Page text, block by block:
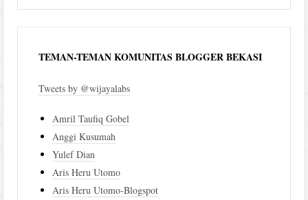
TEMAN-TEMAN KOMUNITAS BLOGGER BEKASI
Tweets by @wijayalabs
Amril Taufiq Gobel
Anggi Kusumah
Yulef Dian
Aris Heru Utomo
Aris Heru Utomo-Blogspot